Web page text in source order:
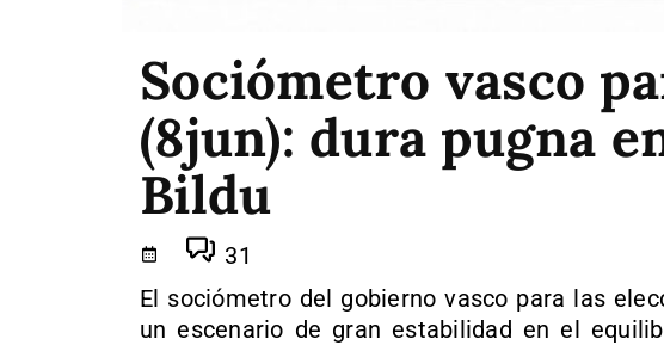
Sociómetro vasco
(8jun): dura pugna
Bildu
31
El sociómetro del gobierno vasco para las
un escenario de gran estabilidad en el